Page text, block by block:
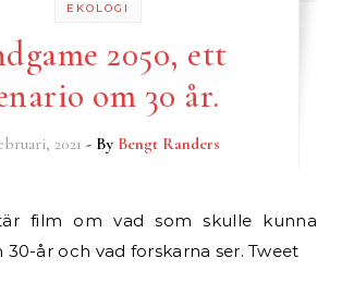
EKOLOGI
2050, ett
om 30 år.
2021 - By Bengt Randers
30-år och vad forskarna ser. Tweet